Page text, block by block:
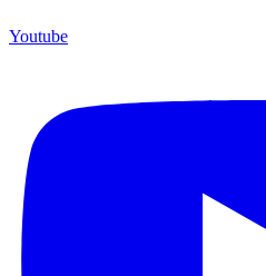
Youtube